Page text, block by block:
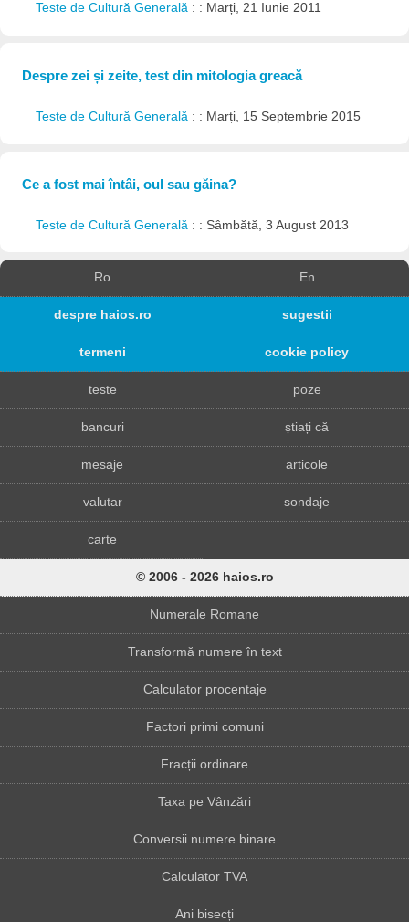
Teste de Cultură Generală : : Marți, 21 Iunie 2011
Despre zei și zeite, test din mitologia greacă
Teste de Cultură Generală : : Marți, 15 Septembrie 2015
Ce a fost mai întâi, oul sau găina?
Teste de Cultură Generală : : Sâmbătă, 3 August 2013
Ro En
despre haios.ro sugestii
termeni cookie policy
teste poze
bancuri știați că
mesaje articole
valutar sondaje
carte
© 2006 - 2026 haios.ro
Numerale Romane
Transformă numere în text
Calculator procentaje
Factori primi comuni
Fracții ordinare
Taxa pe Vânzări
Conversii numere binare
Calculator TVA
Ani bisecți